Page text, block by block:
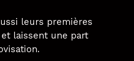
leurs premières
laissent une part